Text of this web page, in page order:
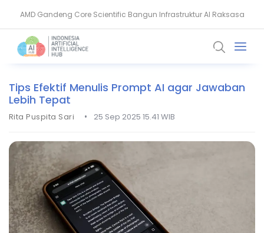
AMD Gandeng Core Scientific Bangun Infrastruktur AI Raksasa
AI Pangkas Penemuan Obat Jadi Setahun, China Melesat
Tips Efektif Menulis Prompt AI agar Jawaban
Lebih Tepat
Rita Puspita Sari • 25 Sep 2025 15.41 WIB